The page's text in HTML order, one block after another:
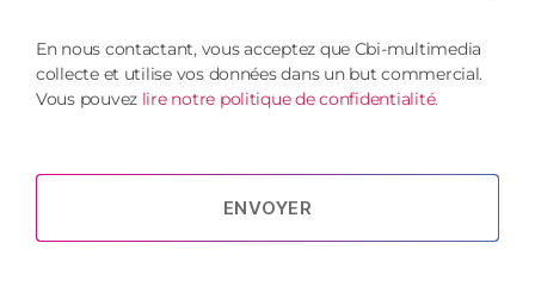
En nous contactant, vous acceptez que Cbi-multimedia
collecte et utilise vos données dans un but commercial.
Vous pouvez lire notre politique de confidentialité.
ENVOYER